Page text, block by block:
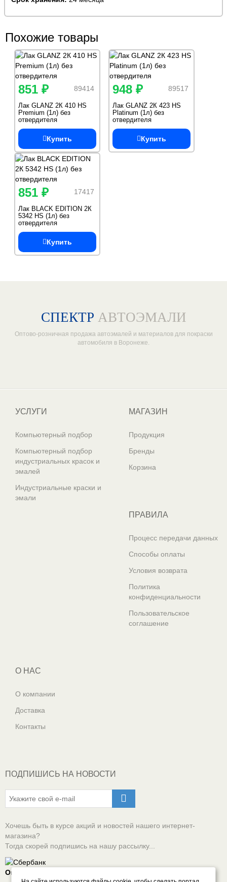
Похожие товары
89414
851 ₽
Лак GLANZ 2К 410 HS
Premium (1л) без
отвердителя
Купить
89517
948 ₽
Лак GLANZ 2К 423 HS
Platinum (1л) без
отвердителя
Купить
17417
851 ₽
Лак BLACK EDITION 2К
5342 HS (1л) без
отвердителя
Купить
СПЕКТР АВТОЭМАЛИ
Оптово-розничная продажа автоэмалей и материалов для покраски
автомобиля в Воронеже.
УСЛУГИ
Компьютерный подбор
Компьютерный подбор
индустриальных красок и
эмалей
Индустриальные краски и
эмали
МАГАЗИН
Продукция
Бренды
Корзина
ПРАВИЛА
Процесс передачи данных
Способы оплаты
Условия возврата
Политика
конфиденциальности
Пользовательское
соглашение
О НАС
О компании
Доставка
Контакты
ПОДПИШИСЬ НА НОВОСТИ
Хочешь быть в курсе акций и новостей нашего интернет-
магазина?
Тогда скорей подпишись на нашу рассылку...
Оплачивай онлайн безопасно